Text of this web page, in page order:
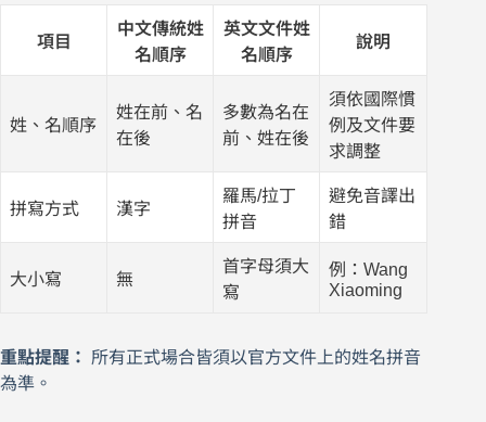
項目
中文傳統姓
名順序
英文文件姓
名順序
說明
姓、名順序
姓在前、名
在後
多數為名在
前、姓在後
須依國際慣
例及文件要
求調整
拼寫方式 漢字
羅馬/拉丁
拼音
避免音譯出
錯
大小寫 無
首字母須大
寫
例：Wang
Xiaoming
重點提醒：
所有正式場合皆須以官方文件上的姓名拼音
為準。